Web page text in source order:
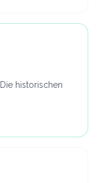
historischen